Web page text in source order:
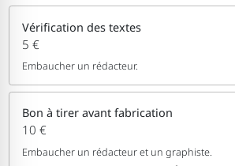
Vérification des textes
5 €
Embaucher un rédacteur.
Bon à tirer avant fabrication
10 €
Embaucher un rédacteur et un graphiste.